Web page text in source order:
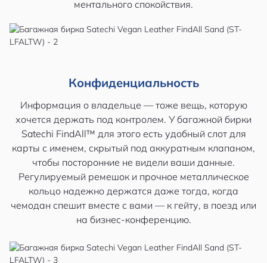
ментального спокойствия.
Конфиденциальность
Информация о владельце — тоже вещь, которую
хочется держать под контролем. У багажной бирки
Satechi FindAll™ для этого есть удобный слот для
карты с именем, скрытый под аккуратным клапаном,
чтобы посторонние не видели ваши данные.
Регулируемый ремешок и прочное металлическое
кольцо надежно держатся даже тогда, когда
чемодан спешит вместе с вами — к гейту, в поезд или
на бизнес-конференцию.